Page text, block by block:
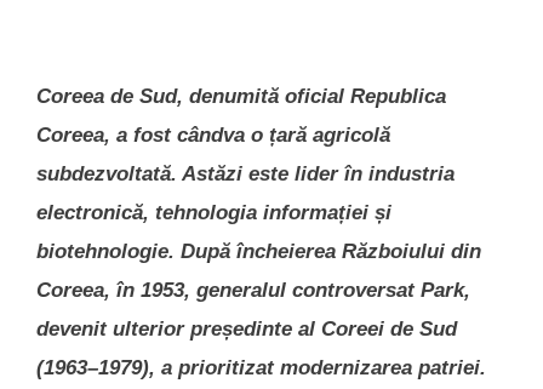
Coreea de Sud, denumită oficial Republica
Coreea, a fost cândva o țară agricolă
subdezvoltată. Astăzi este lider în industria
electronică, tehnologia informației și
biotehnologie. După încheierea Războiului din
Coreea, în 1953, generalul controversat Park,
devenit ulterior președinte al Coreei de Sud
(1963–1979), a prioritizat modernizarea patriei.